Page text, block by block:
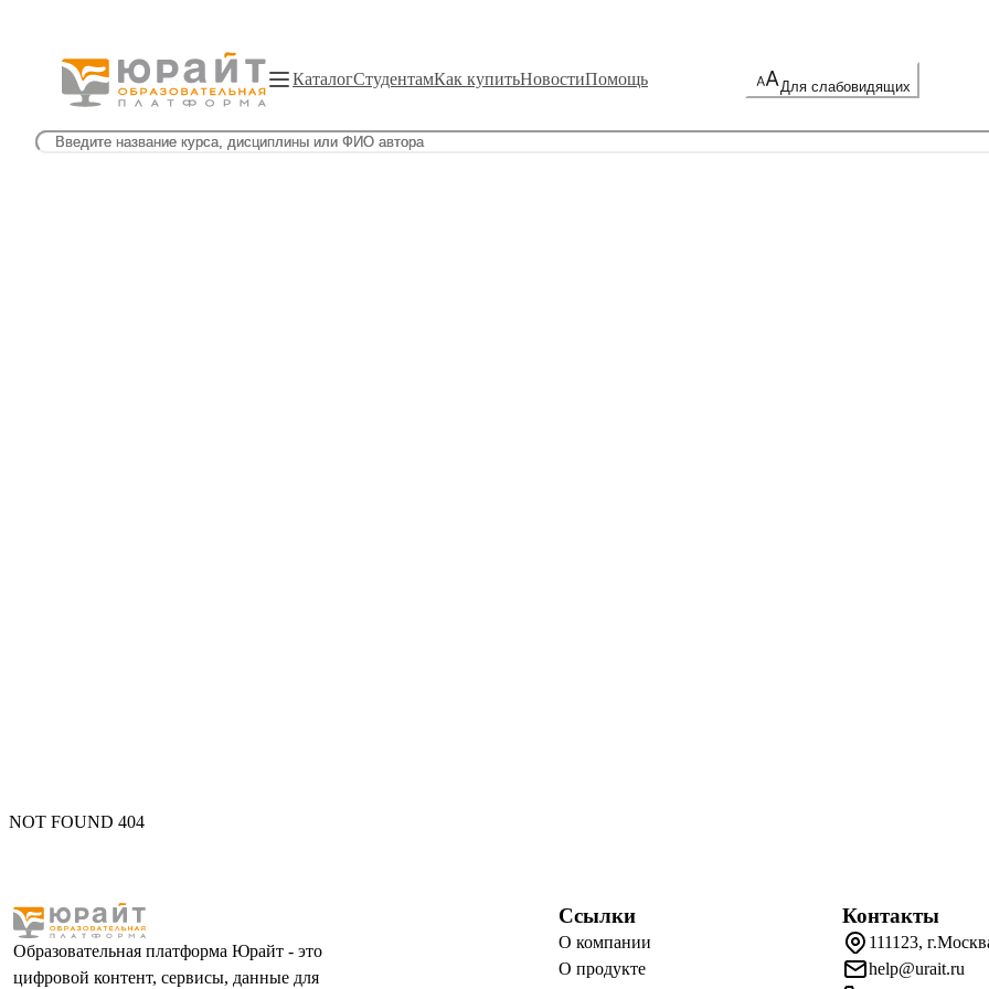
КаталогСтудентамКак купитьНовостиПомощь Для слабовидящих
NOT FOUND 404
Образовательная платформа Юрайт - это
цифровой контент, сервисы, данные для
Ссылки
О компании
О продукте
Контакты
111123,
help@urait.ru